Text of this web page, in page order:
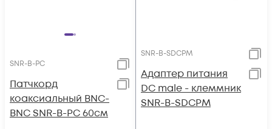
SNR-B-PC
Патчкорд
коаксиальный BNC-
BNC SNR-B-PC 60см
SNR-B-SDCPM
Адаптер питания
DC male - клеммник
SNR-B-SDCPM